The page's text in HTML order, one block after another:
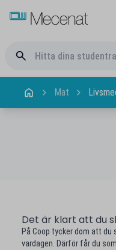
Mat
Det är klart att du
På Coop tycker dom att
vardagen. Därför får du